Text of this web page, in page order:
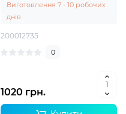
Виготовлення 7 - 10 робочих
днів
200012735
0
1020 грн.